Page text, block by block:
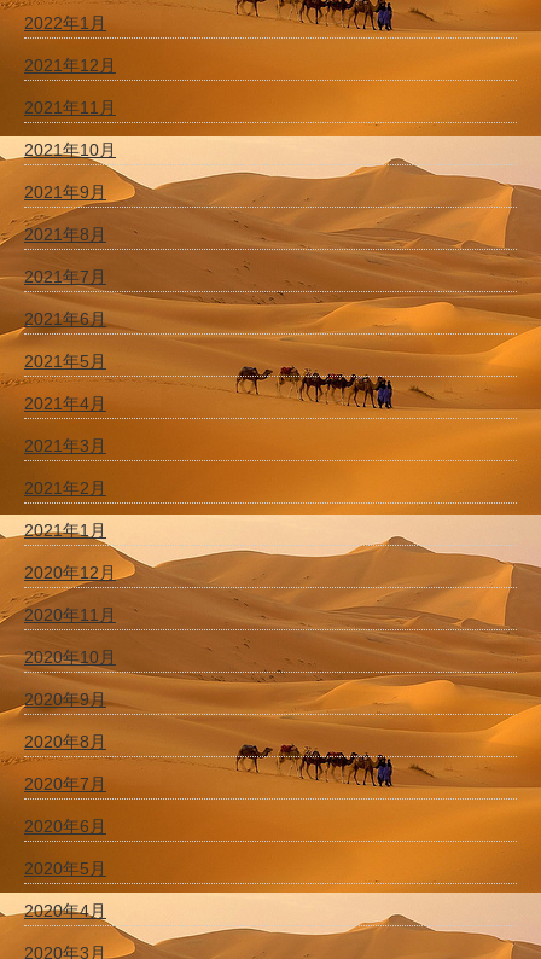
2022年1月
2021年12月
2021年11月
2021年10月
2021年9月
2021年8月
2021年7月
2021年6月
2021年5月
2021年4月
2021年3月
2021年2月
2021年1月
2020年12月
2020年11月
2020年10月
2020年9月
2020年8月
2020年7月
2020年6月
2020年5月
2020年4月
2020年3月